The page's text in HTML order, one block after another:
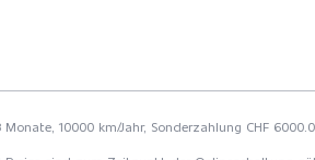
10000 km/Jahr, Sonderzahlung CHF